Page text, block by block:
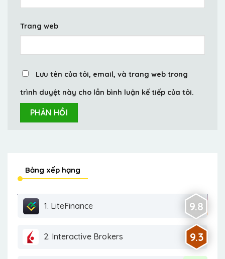
Trang web
Lưu tên của tôi, email, và trang web trong
trình duyệt này cho lần bình luận kế tiếp của tôi.
Bảng xếp hạng
1. LiteFinance 9.8
2. Interactive Brokers 9.3